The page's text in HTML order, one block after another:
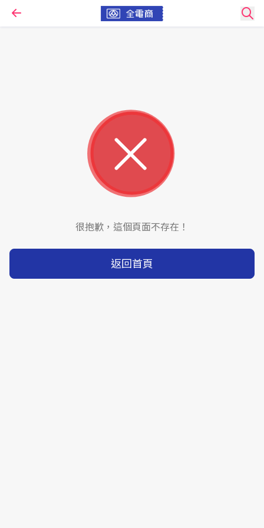
很抱歉，這個頁面不存在！
返回首頁